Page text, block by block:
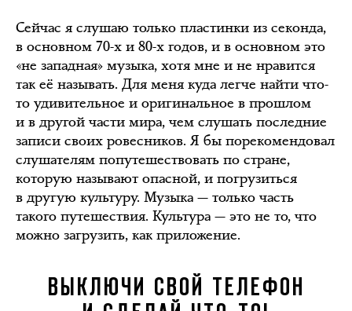
Сейчас я слушаю только пластинки из секонда,
в основном 70-х и 80-х годов, и в основном это
«не западная» музыка, хотя мне и не нравится
так её называть. Для меня куда легче найти что-
то удивительное и оригинальное в прошлом
и в другой части мира, чем слушать последние
записи своих ровесников. Я бы порекомендовал
слушателям попутешествовать по стране,
которую называют опасной, и погрузиться
в другую культуру. Музыка — только часть
такого путешествия. Культура — это не то, что
можно загрузить, как приложение.
ВЫКЛЮЧИ СВОЙ ТЕЛЕФОН